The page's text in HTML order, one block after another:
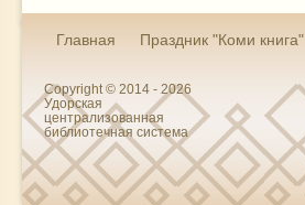
Главная Праздник "Коми книга"
Copyright © 2014 - 2026
Удорская
централизованная
библиотечная система